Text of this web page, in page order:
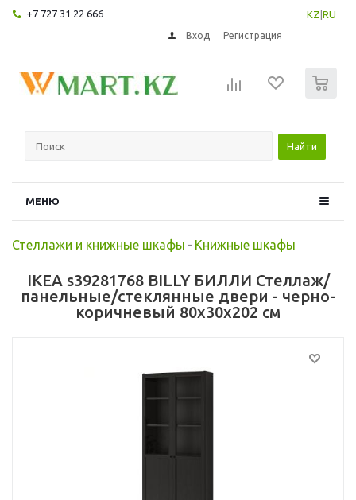
+7 727 31 22 666 KZ RU
Вход Регистрация
Найти
МЕНЮ
Стеллажи и книжные шкафы - Книжные шкафы
IKEA s39281768 BILLY БИЛЛИ Стеллаж/
панельные/стеклянные двери - черно-
коричневый 80x30x202 см